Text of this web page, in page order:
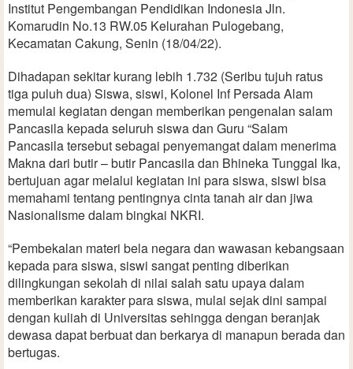
Institut Pengembangan Pendidikan Indonesia Jln.
Komarudin No.13 RW.05 Kelurahan Pulogebang,
Kecamatan Cakung, Senin (18/04/22).
Dihadapan sekitar kurang lebih 1.732 (Seribu tujuh ratus
tiga puluh dua) Siswa, siswi, Kolonel Inf Persada Alam
memulai kegiatan dengan memberikan pengenalan salam
Pancasila kepada seluruh siswa dan Guru “Salam
Pancasila tersebut sebagai penyemangat dalam menerima
Makna dari butir – butir Pancasila dan Bhineka Tunggal Ika,
bertujuan agar melalui kegiatan ini para siswa, siswi bisa
memahami tentang pentingnya cinta tanah air dan jiwa
Nasionalisme dalam bingkai NKRI.
“Pembekalan materi bela negara dan wawasan kebangsaan
kepada para siswa, siswi sangat penting diberikan
dilingkungan sekolah di nilai salah satu upaya dalam
memberikan karakter para siswa, mulai sejak dini sampai
dengan kuliah di Universitas sehingga dengan beranjak
dewasa dapat berbuat dan berkarya di manapun berada dan
bertugas.